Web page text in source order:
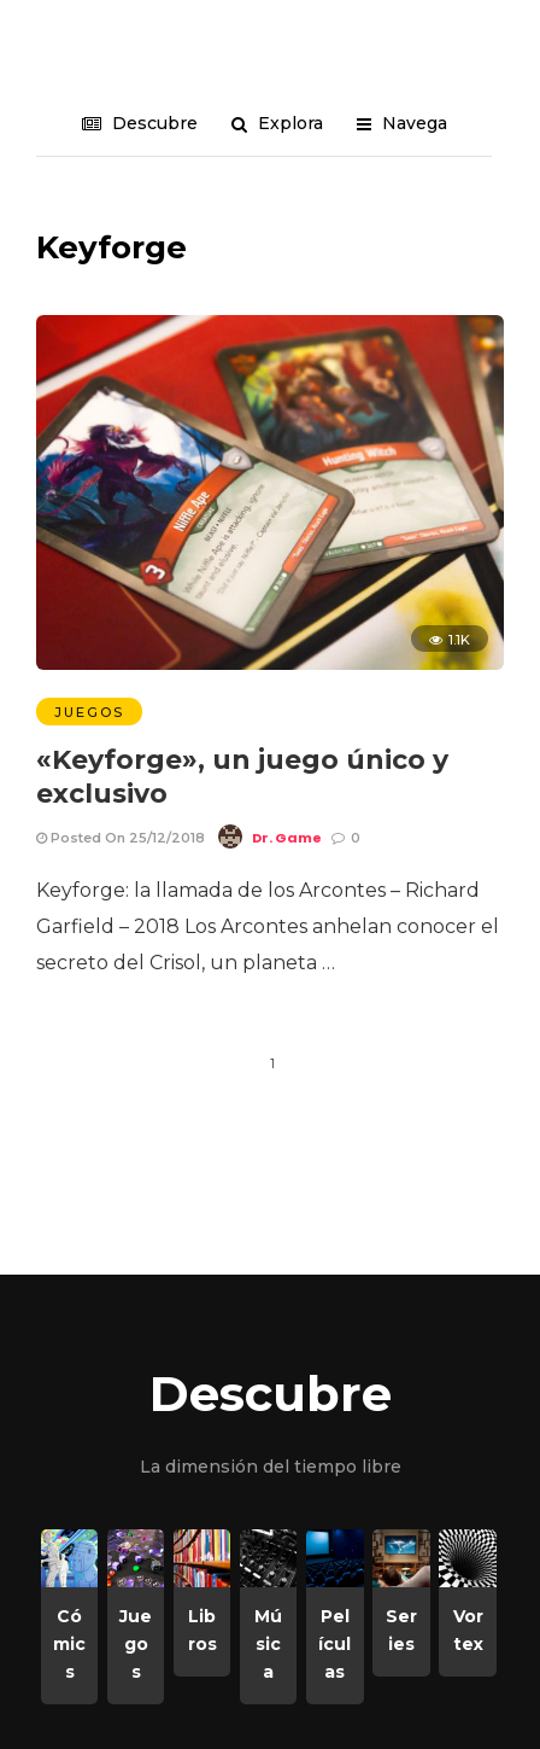
Descubre Explora Navega
Keyforge
1.1K
JUEGOS
«Keyforge», un juego único y
exclusivo
Posted On 25/12/2018 Dr. Game 0
Keyforge: la llamada de los Arcontes – Richard
Garfield – 2018 Los Arcontes anhelan conocer el
secreto del Crisol, un planeta …
1
Descubre
La dimensión del tiempo libre
Có
mic
s
Jue
go
s
Lib
ros
Mú
sic
a
Pel
ícul
as
Ser
ies
Vor
tex